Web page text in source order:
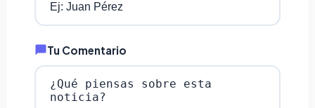
Tu Comentario